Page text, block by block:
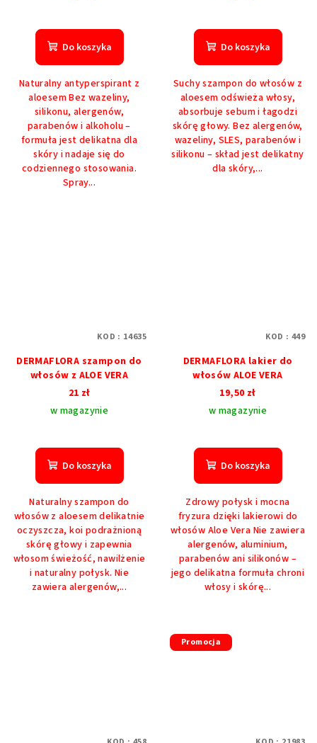
Do koszyka
Naturalny antyperspirant z
aloesem Bez wazeliny,
silikonu, alergenów,
parabenów i alkoholu –
formuła jest delikatna dla
skóry i nadaje się do
codziennego stosowania.
Spray...
Do koszyka
Suchy szampon do włosów z
aloesem odświeża włosy,
absorbuje sebum i łagodzi
skórę głowy. Bez alergenów,
wazeliny, SLES, parabenów i
silikonu – skład jest delikatny
dla skóry,...
DERMAFLORA szampon do
włosów z ALOE VERA
21 zł
w magazynie
Do koszyka
Naturalny szampon do
włosów z aloesem delikatnie
oczyszcza, koi podrażnioną
skórę głowy i zapewnia
włosom świeżość, nawilżenie
i naturalny połysk. Nie
zawiera alergenów,...
KOD : 14635
DERMAFLORA lakier do
włosów ALOE VERA
19,50 zł
w magazynie
Do koszyka
Zdrowy połysk i mocna
fryzura dzięki lakierowi do
włosów Aloe Vera Nie zawiera
alergenów, aluminium,
parabenów ani silikonów –
jego delikatna formuła chroni
włosy i skórę...
KOD : 449
Promocja